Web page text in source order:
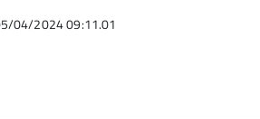
04/2024 09:11.01